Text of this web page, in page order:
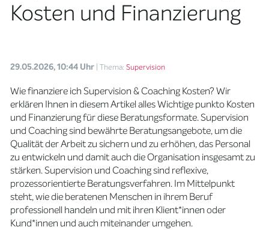
Kosten und Finanzierung
29.05.2026, 10:44 Uhr | Thema:Supervision
Wie finanziere ich Supervision & Coaching Kosten? Wir
erklären Ihnen in diesem Artikel alles Wichtige punkto Kosten
und Finanzierung für diese Beratungsformate. Supervision
und Coaching sind bewährte Beratungsangebote, um die
Qualität der Arbeit zu sichern und zu erhöhen, das Personal
zu entwickeln und damit auch die Organisation insgesamt zu
stärken. Supervision und Coaching sind reflexive,
prozessorientierte Beratungsverfahren. Im Mittelpunkt
steht, wie die beratenen Menschen in ihrem Beruf
professionell handeln und mit ihren Klient*innen oder
Kund*innen und auch miteinander umgehen.